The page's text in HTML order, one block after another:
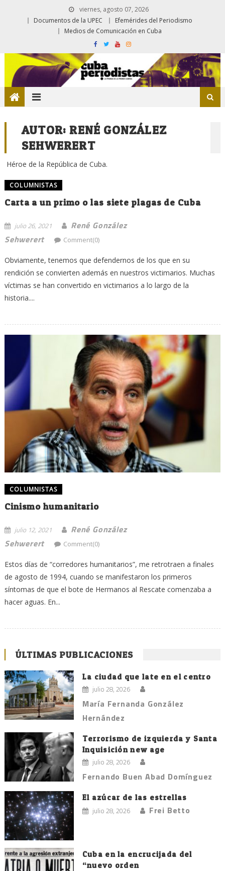
viernes, agosto 07, 2026
Documentos de la UPEC
Efemérides del Periodismo
Medios de Comunicación en Cuba
AUTOR:RENÉ GONZÁLEZ
SEHWERERT
Héroe de la República de Cuba.
COLUMNISTAS
Carta a un primo o las siete plagas de Cuba
julio 26, 2021
René González
Sehwerert
Comment(0)
Obviamente, tenemos que defendernos de los que en su
rendición se convierten además en nuestros victimarios. Muchas
víctimas se han convertido en victimarios a lo largo de la
historia....
COLUMNISTAS
Cinismo humanitario
julio 12, 2021
René González
Sehwerert
Comment(0)
Estos días de “corredores humanitarios”, me retrotraen a finales
de agosto de 1994, cuando se manifestaron los primeros
síntomas de que el bote de Hermanos al Rescate comenzaba a
hacer aguas. En...
ÚLTIMAS PUBLICACIONES
La ciudad que late en el centro
julio 28, 2026
María Fernanda González
Hernández
Terrorismo de izquierda y Santa
Inquisición new age
julio 28, 2026
Fernando Buen Abad Domínguez
El azúcar de las estrellas
julio 28, 2026 Frei Betto
Cuba en la encrucijada del
“nuevo orden